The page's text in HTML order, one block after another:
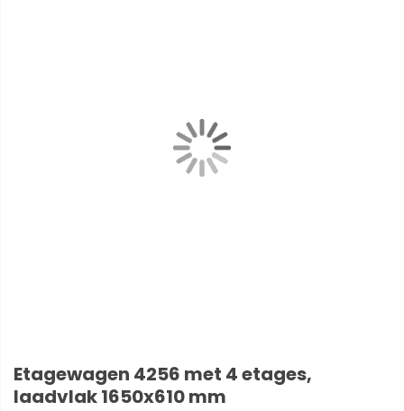
Etagewagen 4256 met 4 etages,
laadvlak 1650x610 mm